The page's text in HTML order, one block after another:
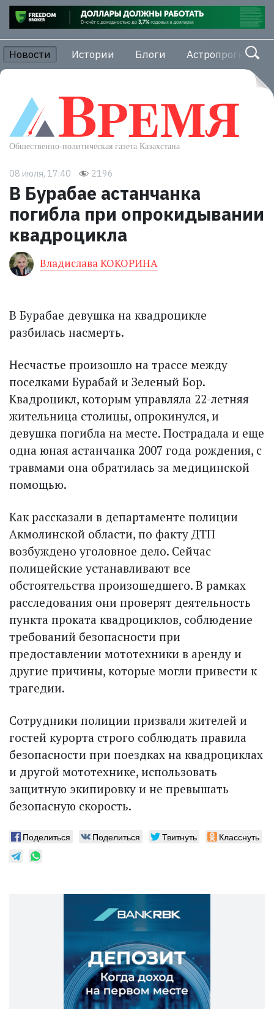
Новости Истории Блоги Астропрогноз
08 июля, 17:40 2196
В Бурабае астанчанка
погибла при опрокидывании
квадроцикла
Владислава КОКОРИНА
В Бурабае девушка на квадроцикле
разбилась насмерть.
Несчастье произошло на трассе между
поселками Бурабай и Зеленый Бор.
Квадроцикл, которым управляла 22-летняя
жительница столицы, опрокинулся, и
девушка погибла на месте. Пострадала и еще
одна юная астанчанка 2007 года рождения, с
травмами она обратилась за медицинской
помощью.
Как рассказали в департаменте полиции
Акмолинской области, по факту ДТП
возбуждено уголовное дело. Сейчас
полицейские устанавливают все
обстоятельства произошедшего. В рамках
расследования они проверят деятельность
пункта проката квадроциклов, соблюдение
требований безопасности при
предоставлении мототехники в аренду и
другие причины, которые могли привести к
трагедии.
Сотрудники полиции призвали жителей и
гостей курорта строго соблюдать правила
безопасности при поездках на квадроциклах
и другой мототехнике, использовать
защитную экипировку и не превышать
безопасную скорость.
Поделиться Поделиться Твитнуть Класснуть